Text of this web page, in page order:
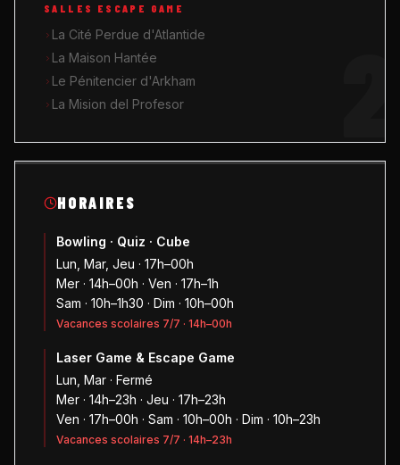
HORAIRES
Bowling · Quiz · Cube
Lun, Mar, Jeu · 17h–00h
Mer · 14h–00h · Ven · 17h–1h
Sam · 10h–1h30 · Dim · 10h–00h
Vacances scolaires 7/7 · 14h–00h
Laser Game & Escape Game
Lun, Mar · Fermé
Mer · 14h–23h · Jeu · 17h–23h
Ven · 17h–00h · Sam · 10h–00h · Dim · 10h–23h
Vacances scolaires 7/7 · 14h–23h
SALLES ESCAPE GAME
La Cité Perdue d'Atlantide
La Maison Hantée
Le Pénitencier d'Arkham
La Mision del Profesor